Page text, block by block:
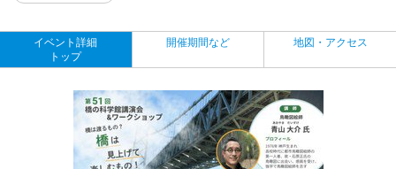
イベント詳細
トップ
開催期間など 地図・アクセス